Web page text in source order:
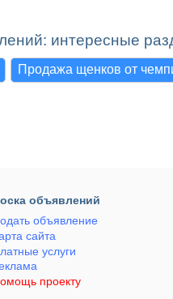
интересные
Продажа щенков от
объявлений
объявление
сайта
услуги
проекту